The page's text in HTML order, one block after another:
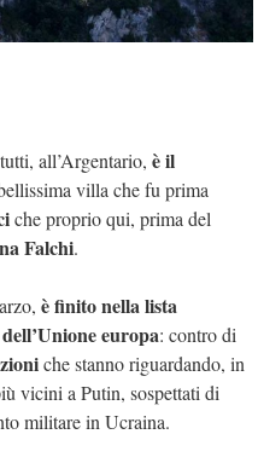
all’Argentario, è il
villa che fu prima
che proprio qui, prima del
Falchi.
è finito nella lista
europa: contro di
che stanno riguardando, in
vicini a Putin, sospettati di
militare in Ucraina.